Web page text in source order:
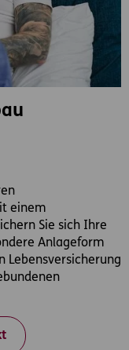
einem
Sie sich Ihre
Anlageform
Lebensversicherung